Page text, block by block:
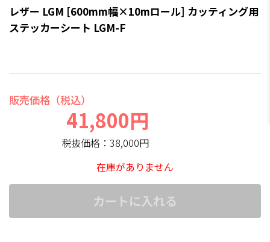
レザー LGM [600mm幅×10mロール] カッティング用
ステッカーシート LGM-F
販売価格（税込）
41,800円
税抜価格：38,000円
在庫がありません
カートに入れる